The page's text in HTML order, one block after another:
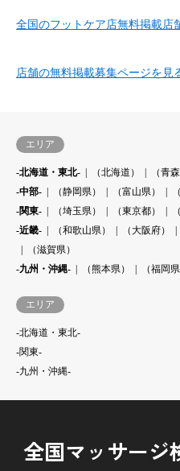
全国のフットケア店無料掲載店
店舗の無料掲載募集ページを見
エリア
-北海道・東北- （北海道） （青
-中部-
（静岡県） （富山県）
-関東-
（埼玉県） （東京都）
-近畿-
（和歌山県） （大阪府）
（滋賀県）
-九州・沖縄-
（熊本県） （福岡県
エリア
-北海道・東北-
-関東-
-九州・沖縄-
全国マッサージ